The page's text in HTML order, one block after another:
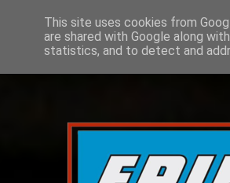
This site uses cookies from
are shared with Google along
statistics, and to detect and